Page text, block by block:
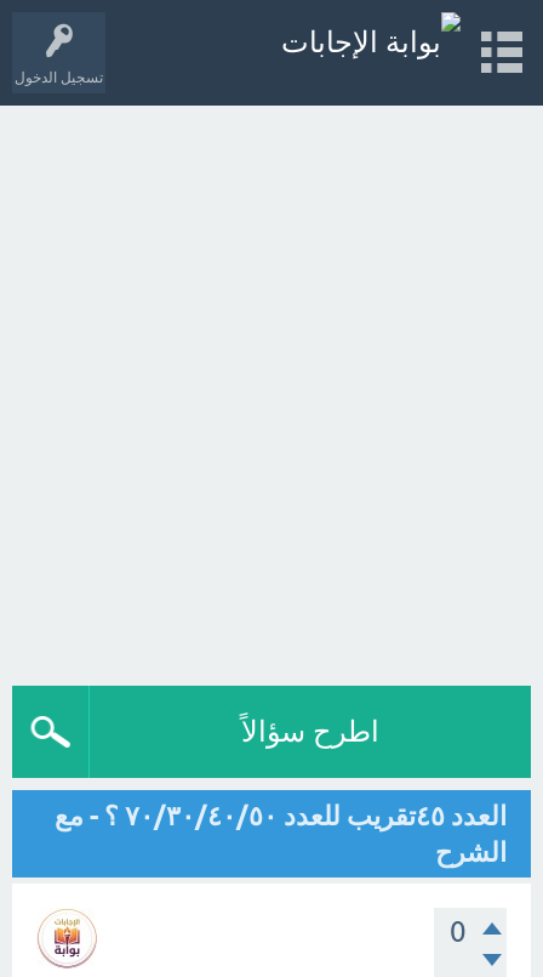
تسجيل الدخول
اطرح سؤالاً
العدد ٤٥تقريب للعدد ٧٠/٣٠/٤٠/٥٠ ؟ - مع
الشرح
0